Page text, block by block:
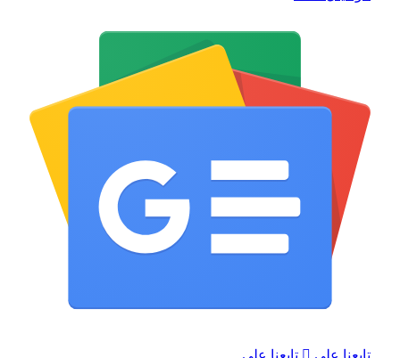
تابعنا على تابعنا على